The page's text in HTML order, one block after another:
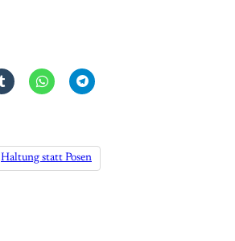
Haltung statt Posen